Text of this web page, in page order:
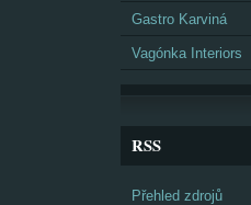
Gastro Karviná
Vagónka Interiors
RSS
Přehled zdrojů